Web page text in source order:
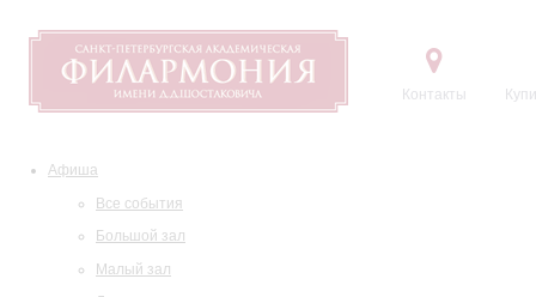
Контакты
Афиша
Все события
Большой зал
Малый зал